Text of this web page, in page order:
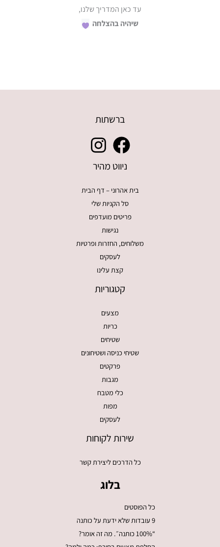
עד כאן המדריך שלנו,
שיהיה בהצלחה
ברשתות
ניווט מהיר
בית אהרוני – דף הבית
סל הקניות שלי
פריטים מועדפים
נגישות
משלוחים, החזרות ופרטיות
לעסקים
קצת עלינו
קטגוריות
מצעים
כריות
שטיחים
שטיחי כניסה ושטיחונים
פרקטים
מגבות
כלי מטבח
מפות
לעסקים
שירות לקוחות
כל הדרכים ליצירת קשר
בלוג
כל הפוסטים
9 עובדות שלא ידעת על כותנה
“100% כותנה״. מה זה אומר?